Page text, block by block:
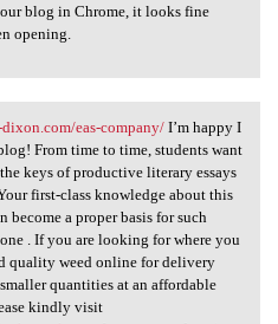
blog in Chrome, it looks fine
opening.
dixon.com/eas
eas-company/I’m happy I
From time to time, students want
keys of productive literary essays
first-class knowledge about this
become a proper basis for such
. If you are looking for where you
quality weed online for delivery
quantities at an affordable
kindly visit